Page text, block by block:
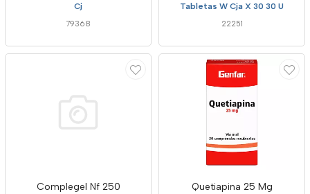
Cj
79368
Tabletas W Cja X 30 30 U
22251
Complegel Nf 250 Quetiapina 25 Mg